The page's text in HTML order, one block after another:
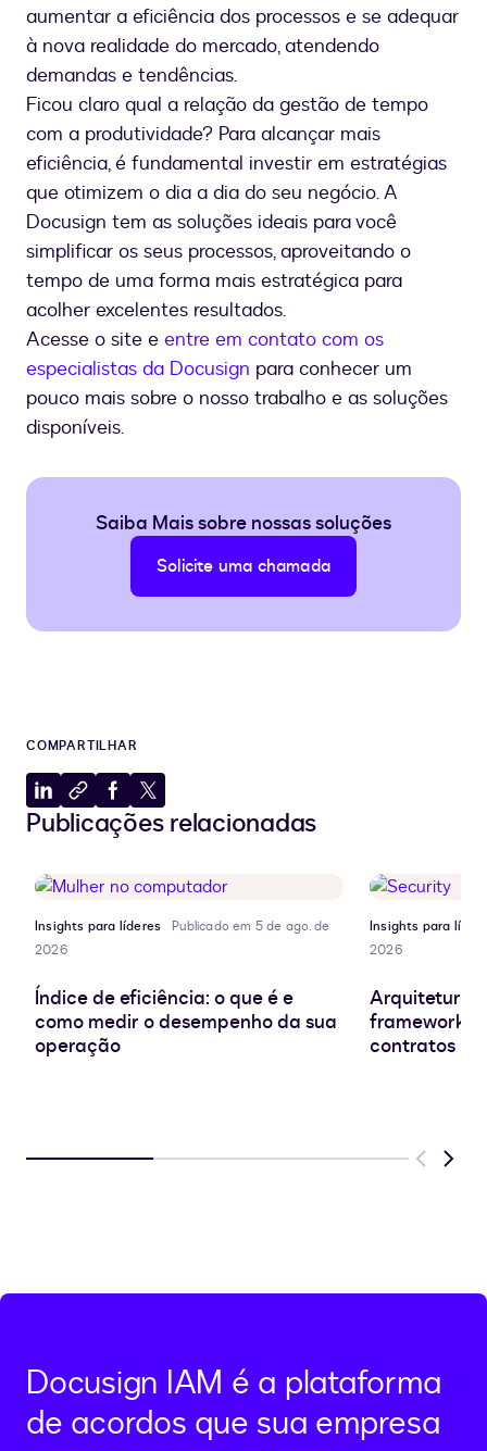
aumentar a eficiência dos processos e se adequar
à nova realidade do mercado, atendendo
demandas e tendências.
Ficou claro qual a relação da gestão de tempo
com a produtividade? Para alcançar mais
eficiência, é fundamental investir em estratégias
que otimizem o dia a dia do seu negócio. A
Docusign tem as soluções ideais para você
simplificar os seus processos, aproveitando o
tempo de uma forma mais estratégica para
acolher excelentes resultados.
Acesse o site e entre em contato com os
especialistas da Docusign para conhecer um
pouco mais sobre o nosso trabalho e as soluções
disponíveis.
Saiba Mais sobre nossas soluções
Solicite uma chamada
COMPARTILHAR
Compartilhar
no
Copiar
para
de
transferência
Compartilhar
no
Compartilhar
no
Publicações relacionadas
Insights para líderes
Publicado em 5 de ago. de
2026
Índice de eficiência: o que é e
como medir o desempenho da sua
operação
Insights para
2026
Arquitetura
frameworks
contratos
Previous
Next
Docusign IAM é a plataforma
de acordos que sua empresa